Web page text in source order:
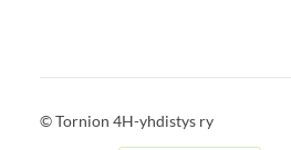
©Tornion 4H-yhdistys ry